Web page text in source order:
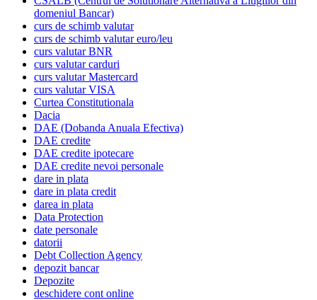
domeniul Bancar)
curs de schimb valutar
curs de schimb valutar euro/leu
curs valutar BNR
curs valutar carduri
curs valutar Mastercard
curs valutar VISA
Curtea Constitutionala
Dacia
DAE (Dobanda Anuala Efectiva)
DAE credite
DAE credite ipotecare
DAE credite nevoi personale
dare in plata
dare in plata credit
darea in plata
Data Protection
date personale
datorii
Debt Collection Agency
depozit bancar
Depozite
deschidere cont online